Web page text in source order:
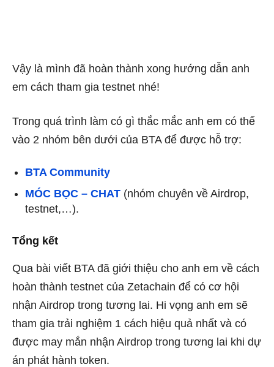
Vậy là mình đã hoàn thành xong hướng dẫn anh
em cách tham gia testnet nhé!
Trong quá trình làm có gì thắc mắc anh em có thể
vào 2 nhóm bên dưới của BTA để được hỗ trợ:
BTA Community
MÓC BỌC – CHAT (nhóm chuyên về Airdrop,
testnet,…).
Tổng kết
Qua bài viết BTA đã giới thiệu cho anh em về cách
hoàn thành testnet của Zetachain để có cơ hội
nhận Airdrop trong tương lai. Hi vọng anh em sẽ
tham gia trải nghiệm 1 cách hiệu quả nhất và có
được may mắn nhận Airdrop trong tương lai khi dự
án phát hành token.